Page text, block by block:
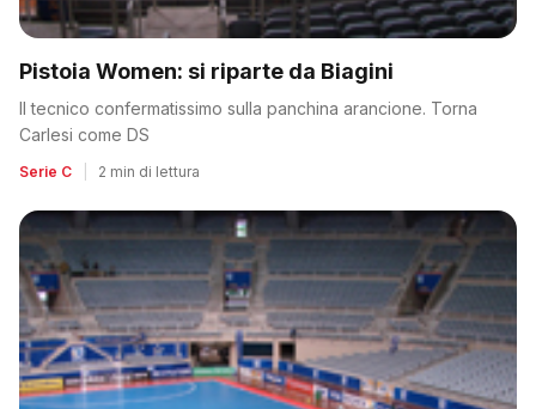
Pistoia Women: si riparte da Biagini
Il tecnico confermatissimo sulla panchina arancione. Torna
Carlesi come DS
Serie C 2 min di lettura